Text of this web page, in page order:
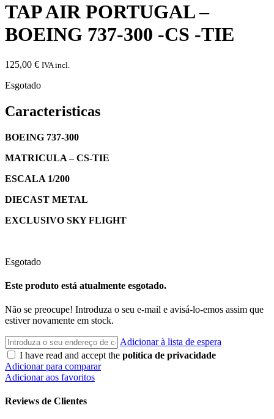
TAP AIR PORTUGAL –
BOEING 737-300 -CS -TIE
125,00 € IVA incl.
Esgotado
Caracteristicas
BOEING 737-300
MATRICULA – CS-TIE
ESCALA 1/200
DIECAST METAL
EXCLUSIVO SKY FLIGHT
Esgotado
Este produto está atualmente esgotado.
Não se preocupe! Introduza o seu e-mail e avisá-lo-emos assim que
estiver novamente em stock.
Adicionar à lista de espera
I have read and accept the política de privacidade
Adicionar para comparar
Adicionar aos favoritos
Reviews de Clientes